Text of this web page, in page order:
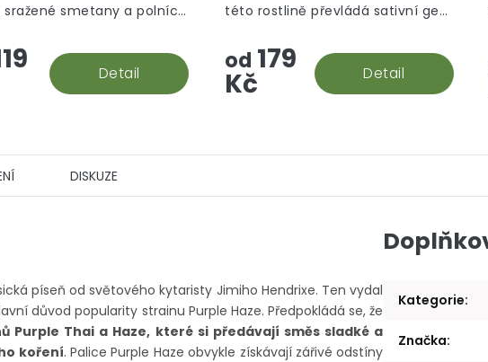
Detail
sražené smetany a polních
od 179
Kč Detail
této rostlině převládá sativní gen
viditelný, díky velkému množství
oranžových pestíků.
DISKUZE
píseň od světového kytaristy Jimiho Hendrixe. Ten vydal
důvod popularity strainu Purple Haze. Předpokládá se, že
Purple Thai a Haze, které si předávají směs sladké a
koření. Palice Purple Haze obvykle získávají zářivé odstíny
Kategorie:
Značka: